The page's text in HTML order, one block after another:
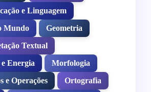
e Linguagem
Mundo
Geometria
Textual
Energia
Morfologia
e Operações
Ortografia